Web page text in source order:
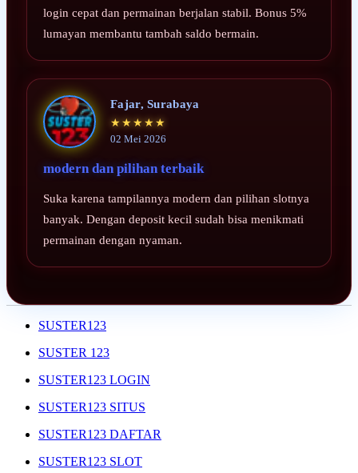
login cepat dan permainan berjalan stabil. Bonus 5%
lumayan membantu tambah saldo bermain.
Fajar, Surabaya
★★★★★
02 Mei 2026
modern dan pilihan terbaik
Suka karena tampilannya modern dan pilihan slotnya
banyak. Dengan deposit kecil sudah bisa menikmati
permainan dengan nyaman.
SUSTER123
SUSTER 123
SUSTER123 LOGIN
SUSTER123 SITUS
SUSTER123 DAFTAR
SUSTER123 SLOT